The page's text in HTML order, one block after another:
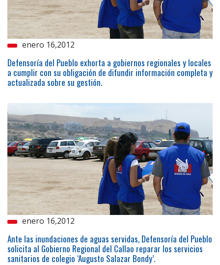
enero 16,2012
Defensoría del Pueblo exhorta a gobiernos regionales y locales
a cumplir con su obligación de difundir información completa y
actualizada sobre su gestión.
enero 16,2012
Ante las inundaciones de aguas servidas, Defensoría del Pueblo
solicita al Gobierno Regional del Callao reparar los servicios
sanitarios de colegio ‘Augusto Salazar Bondy’.